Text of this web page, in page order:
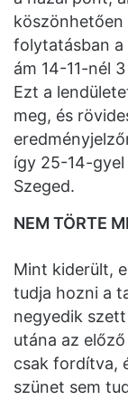
köszönhetően
folytatásban
ám 14-11-nél
Ezt a
meg, és
így 25-14-
Szeged.
NEM TÖRTE
Mint kiderült,
tudja hozni a
negyedik
utána az
csak fordítva,
szünet sem